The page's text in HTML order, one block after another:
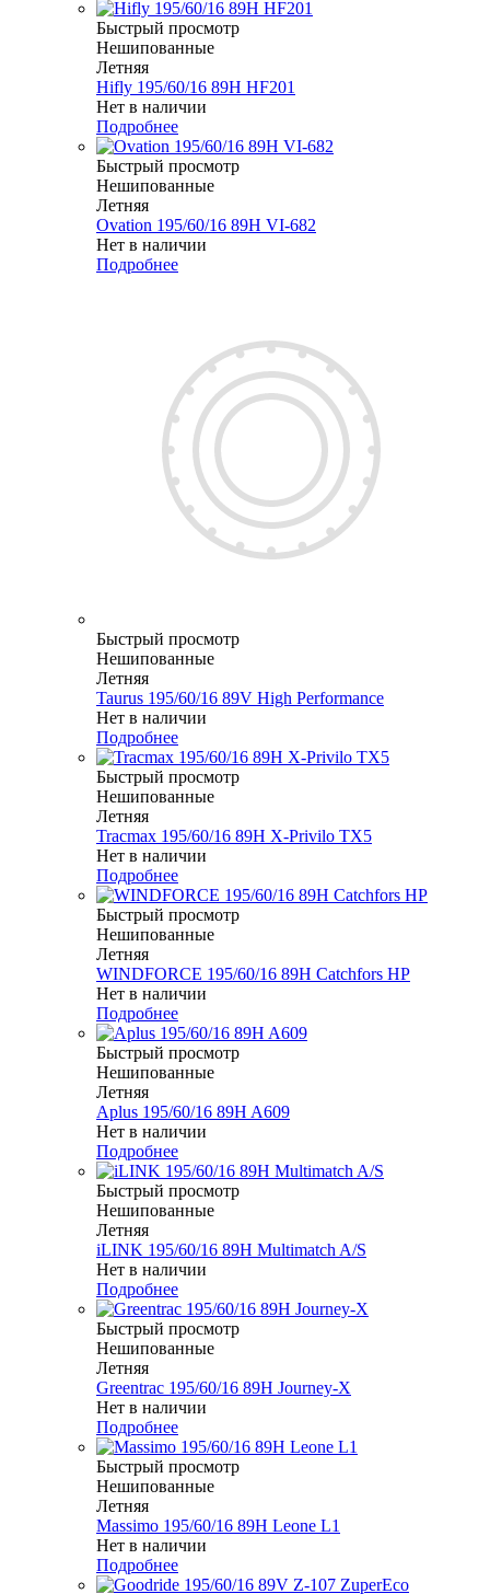
Быстрый просмотр
Нешипованные
Летняя
Hifly 195/60/16 89H HF201
Нет в наличии
Подробнее
Быстрый просмотр
Нешипованные
Летняя
Ovation 195/60/16 89H VI-682
Нет в наличии
Подробнее
Быстрый просмотр
Нешипованные
Летняя
Taurus 195/60/16 89V High Performance
Нет в наличии
Подробнее
Быстрый просмотр
Нешипованные
Летняя
Tracmax 195/60/16 89H X-Privilo TX5
Нет в наличии
Подробнее
Быстрый просмотр
Нешипованные
Летняя
WINDFORCE 195/60/16 89H Catchfors HP
Нет в наличии
Подробнее
Быстрый просмотр
Нешипованные
Летняя
Aplus 195/60/16 89H A609
Нет в наличии
Подробнее
Быстрый просмотр
Нешипованные
Летняя
iLINK 195/60/16 89H Multimatch A/S
Нет в наличии
Подробнее
Быстрый просмотр
Нешипованные
Летняя
Greentrac 195/60/16 89H Journey-X
Нет в наличии
Подробнее
Быстрый просмотр
Нешипованные
Летняя
Massimo 195/60/16 89H Leone L1
Нет в наличии
Подробнее